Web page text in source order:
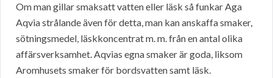
Om man gillar smaksatt vatten eller läsk så funkar Aga
Aqvia strålande även för detta, man kan anskaffa smaker,
sötningsmedel, läskkoncentrat m. m. från en antal olika
affärsverksamhet. Aqvias egna smaker är goda, liksom
Aromhusets smaker för bordsvatten samt läsk.